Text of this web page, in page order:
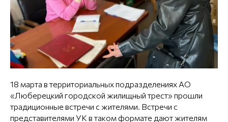
18 марта в территориальных подразделениях АО
«Люберецкий городской жилищный трест» прошли
традиционные встречи с жителями. Встречи с
представителями УК в таком формате дают жителям